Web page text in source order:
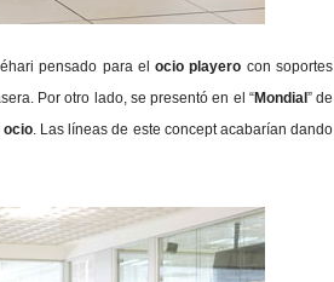
pensado para elocio playero con soportes
Por otro lado, se presentó en el “Mondial ” de
ocio. Las líneas de este concept acabarían dando